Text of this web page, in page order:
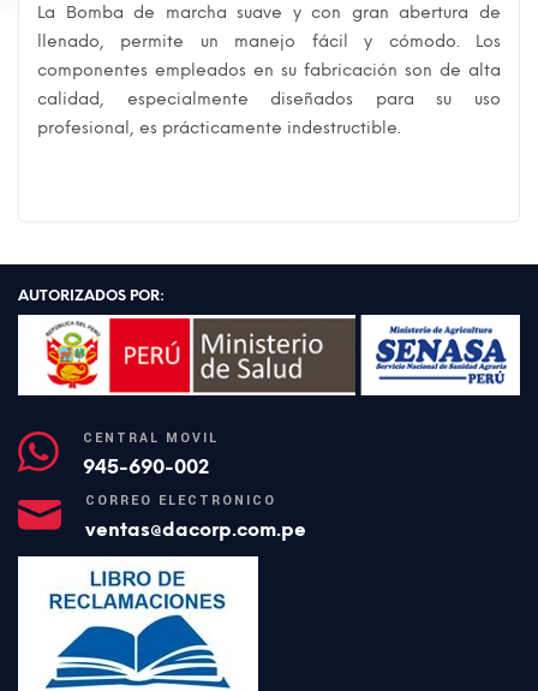
La Bomba de marcha suave y con gran abertura de
llenado, permite un manejo fácil y cómodo. Los
componentes empleados en su fabricación son de alta
calidad, especialmente diseñados para su uso
profesional, es prácticamente indestructible.
AUTORIZADOS POR:
CENTRAL MÓVIL
945-690-002
CORREO ELECTRÓNICO
ventas@dacorp.com.pe